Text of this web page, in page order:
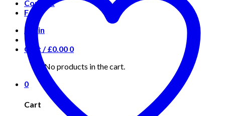
Contact
FAQ
Login
Cart /£0.00 0
No products in the cart.
0
Cart